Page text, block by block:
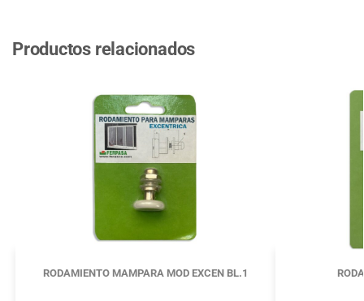
Productos relacionados
RODAMIENTO MAMPARA MOD EXCEN BL.1